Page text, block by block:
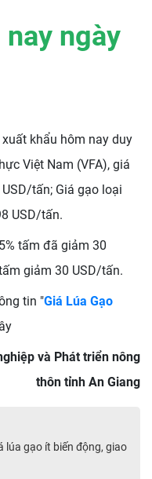
ngày
khẩu hôm nay duy
Việt Nam (VFA), giá
tấn; Giá gạo loại
USD/tấn.
tấm đã giảm 30
giảm 30 USD/tấn.
tin "Giá Lúa Gạo
và Phát triển nông
thôn tỉnh An Giang
lúa gạo ít biến động, giao